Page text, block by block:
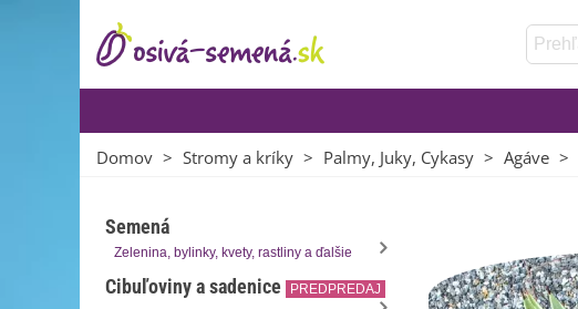
Domov > Stromy a kríky > Palmy, Juky, Cykasy > Agáve >
Semená
Zelenina, bylinky, kvety, rastliny a ďalšie
Cibuľoviny a sadenice PREDPREDAJ